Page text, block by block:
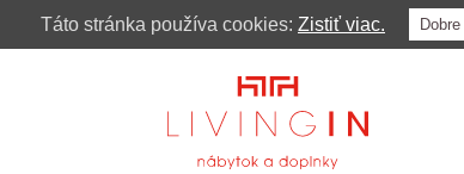
Táto stránka používa cookies: Zistiť viac. Dobre